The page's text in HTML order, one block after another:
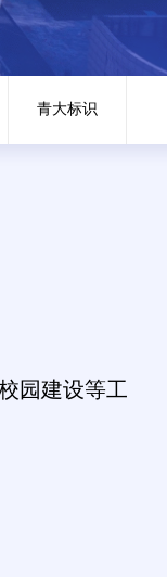
青大标识
园建设等工